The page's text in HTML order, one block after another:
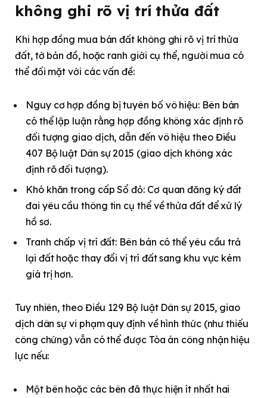
không ghi rõ vị trí thửa đất
Khi hợp đồng mua bán đất không ghi rõ vị trí thửa
đất, tờ bản đồ, hoặc ranh giới cụ thể, người mua có
thể đối mặt với các vấn đề:
Nguy cơ hợp đồng bị tuyên bố vô hiệu: Bên bán
có thể lập luận rằng hợp đồng không xác định rõ
đối tượng giao dịch, dẫn đến vô hiệu theo Điều
407 Bộ luật Dân sự 2015 (giao dịch không xác
định rõ đối tượng).
Khó khăn trong cấp Sổ đỏ: Cơ quan đăng ký đất
đai yêu cầu thông tin cụ thể về thửa đất để xử lý
hồ sơ.
Tranh chấp vị trí đất: Bên bán có thể yêu cầu trả
lại đất hoặc thay đổi vị trí đất sang khu vực kém
giá trị hơn.
Tuy nhiên, theo Điều 129 Bộ luật Dân sự 2015, giao
dịch dân sự vi phạm quy định về hình thức (như thiếu
công chứng) vẫn có thể được Tòa án công nhận hiệu
lực nếu:
Một bên hoặc các bên đã thực hiện ít nhất hai